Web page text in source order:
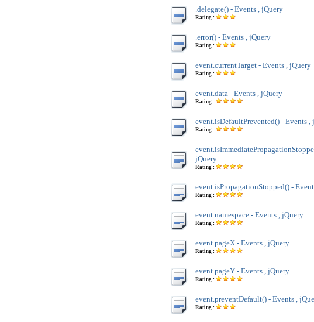
.delegate() - Events , jQuery
Rating :
.error() - Events , jQuery
Rating :
event.currentTarget - Events , jQuery
Rating :
event.data - Events , jQuery
Rating :
event.isDefaultPrevented() - Events ,
Rating :
jQuery
Rating :
event.isPropagationStopped() -
Rating :
event.namespace - Events , jQuery
Rating :
event.pageX - Events , jQuery
Rating :
event.pageY - Events , jQuery
Rating :
event.preventDefault() - Events ,
Rating :